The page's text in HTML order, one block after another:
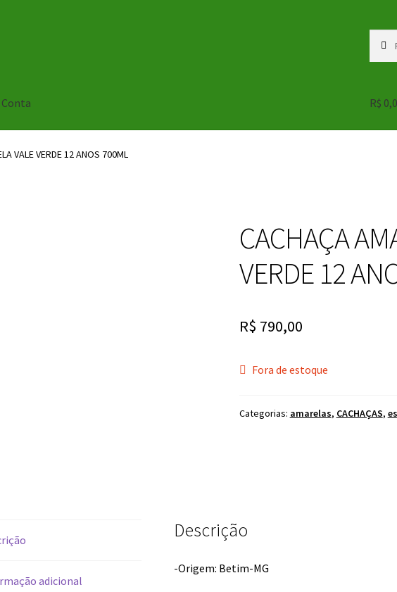
por:
R$
VALE VERDE 12 ANOS 700ML
CACHAÇA
VERDE 12
R$ 790,00
Fora de estoque
Categorias: amarelas, CACHAÇAS,
adicional
Descrição
-Origem: Betim-MG